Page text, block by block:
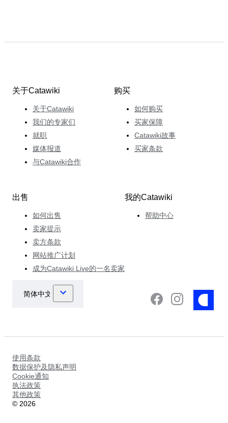
关于Catawiki
关于Catawiki
我们的专家们
就职
媒体报道
与Catawiki合作
购买
如何购买
买家保障
Catawiki故事
买家条款
出售
如何出售
卖家提示
卖方条款
网站推广计划
成为Catawiki Live的一名卖家
我的Catawiki
帮助中心
使用条款
数据保护及隐私声明
Cookie通知
执法政策
其他政策
© 2026